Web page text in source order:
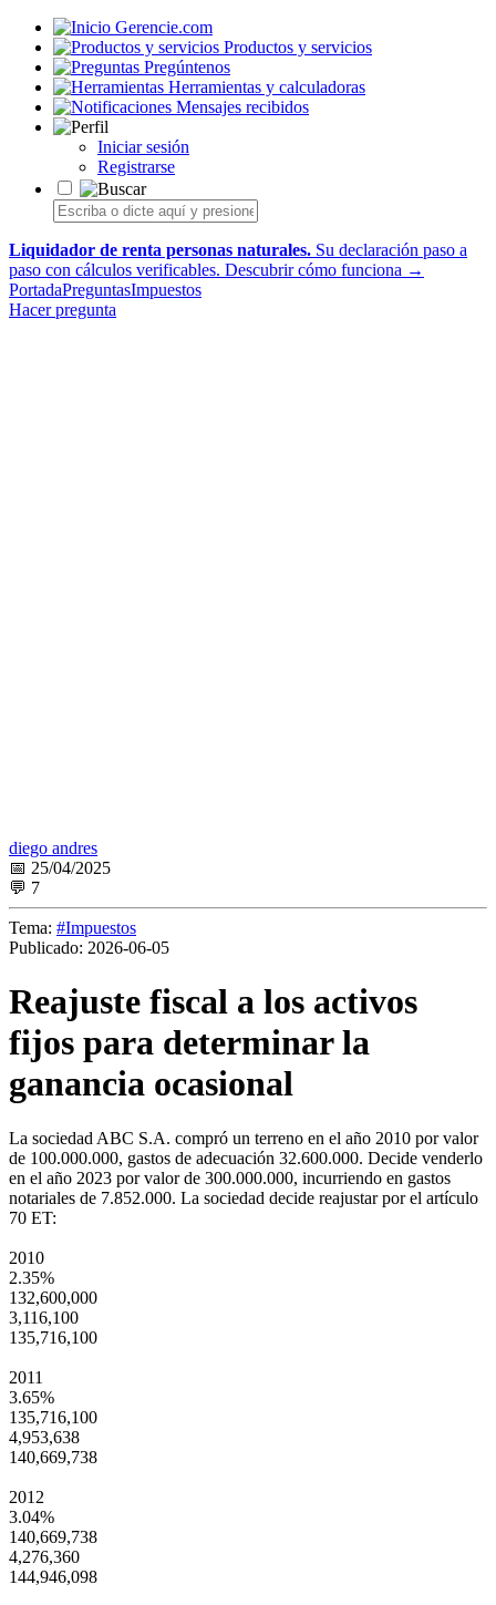
Gerencie.com
Productos y servicios
Pregúntenos
Herramientas y calculadoras
Mensajes recibidos
Iniciar sesión
Registrarse
Liquidador de renta personas naturales. Su declaración paso a
paso con cálculos verificables. Descubrir cómo funciona →
PortadaPreguntasImpuestos
Hacer pregunta
diego andres
📅 25/04/2025
💬 7
Tema: #Impuestos
Publicado: 2026-06-05
Reajuste fiscal a los activos
fijos para determinar la
ganancia ocasional
La sociedad ABC S.A. compró un terreno en el año 2010 por valor
de 100.000.000, gastos de adecuación 32.600.000. Decide venderlo
en el año 2023 por valor de 300.000.000, incurriendo en gastos
notariales de 7.852.000. La sociedad decide reajustar por el artículo
70 ET:
2010
2.35%
132,600,000
3,116,100
135,716,100
2011
3.65%
135,716,100
4,953,638
140,669,738
2012
3.04%
140,669,738
4,276,360
144,946,098